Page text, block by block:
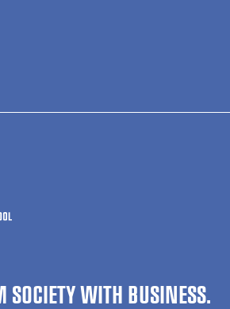
SOCIETY WITH BUSINESS.